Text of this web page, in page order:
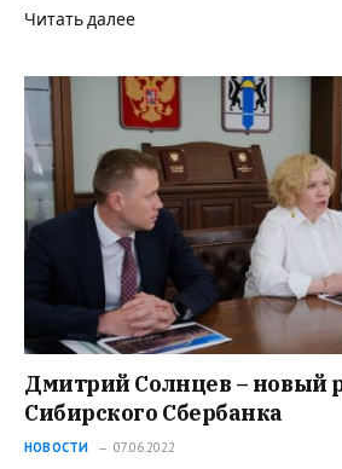
Читать далее
Дмитрий Солнцев – новый
Сибирского Сбербанка
НОВОСТИ 07.06.2022